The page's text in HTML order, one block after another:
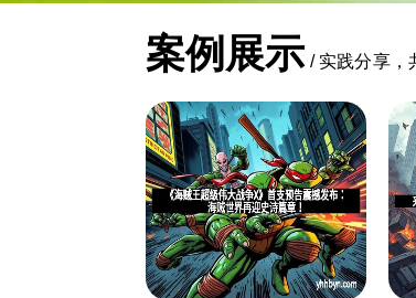
案例展示 / 实践分享，